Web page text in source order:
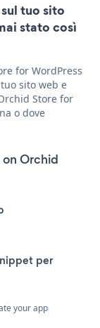
tuo sito
stato così
for WordPress
sito web e
Store for
o dove
Orchid
per
your app